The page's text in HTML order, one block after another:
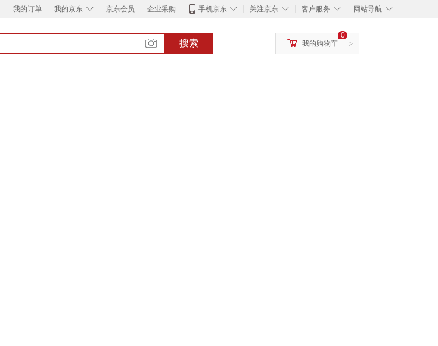
我的订单 ◇
我的京东 京东会员 企业采购 ◇
手机京东 ◇
关注京东 ◇
客户服务 ◇
网站导航
搜索 >
0
我的购物车